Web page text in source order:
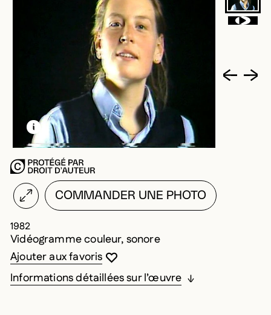
EN SAVOIR PLUS SUR CETTE IMAGE
OUVRIR LA MODALE
COMMANDER UNE PHOTO
1982
Vidéogramme couleur, sonore
Vous devez être connecté pour ajouter
Fermer la modale
Ouvrir la modale
Ajouter aux favoris
Informations détaillées sur l’œuvre